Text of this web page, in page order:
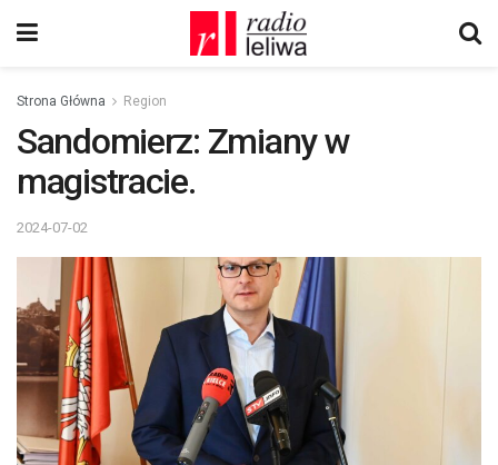
Strona Główna Region
Sandomierz: Zmiany w
magistracie.
2024-07-02